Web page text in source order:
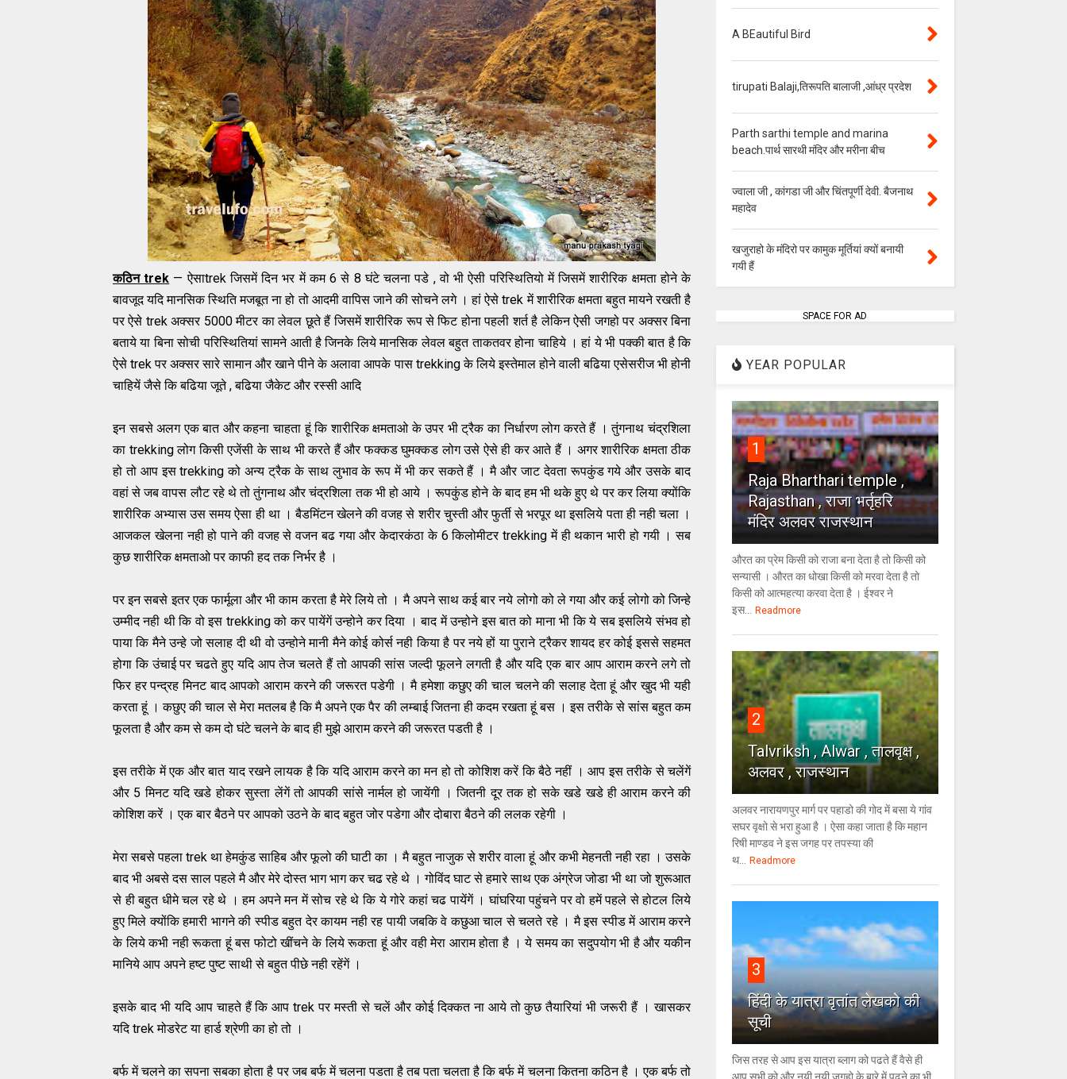
कठिन trek — ऐसाtrek जिसमें दिन भर में कम 6 से 8 घंटे चलना पडे , वो भी ऐसी परिस्थितियो में जिसमें शारीरिक क्षमता होने के
बावजूद यदि मानसिक स्थिति मजबूत ना हो तो आदमी वापिस जाने की सोचने लगे । हां ऐसे trek में शारीरिक क्षमता बहुत मायने रखती है
पर ऐसे trek अक्सर 5000 मीटर का लेवल छूते हैं जिसमें शारीरिक रूप से फिट होना पहली शर्त है लेकिन ऐसी जगहो पर अक्सर बिना
बताये या बिना सोची परिस्थितियां सामने आती है जिनके लिये मानसिक लेवल बहुत ताकतवर होना चाहिये । हां ये भी पक्की बात है कि
ऐसे trek पर अक्सर सारे सामान और खाने पीने के अलावा आपके पास trekking के लिये इस्तेमाल होने वाली बढिया एसेसरीज भी होनी
चाहियें जैसे कि बढिया जूते , बढिया जैकेट और रस्सी आदि
इन सबसे अलग एक बात और कहना चाहता हूं कि शारीरिक क्षमताओ के उपर भी ट्रैक का निर्धारण लोग करते हैं । तुंगनाथ चंद्रशिला
का trekking लोग किसी एजेंसी के साथ भी करते हैं और फक्कड घुमक्कड लोग उसे ऐसे ही कर आते हैं । अगर शारीरिक क्षमता ठीक
हो तो आप इस trekking को अन्य ट्रैक के साथ लुभाव के रूप में भी कर सकते हैं । मै और जाट देवता रूपकुंड गये और उसके बाद
वहां से जब वापस लौट रहे थे तो तुंगनाथ और चंद्रशिला तक भी हो आये । रूपकुंड होने के बाद हम भी थके हुए थे पर कर लिया क्योंकि
शारीरिक अभ्यास उस समय ऐसा ही था । बैडमिंटन खेलने की वजह से शरीर चुस्ती और फुर्ती से भरपूर था इसलिये पता ही नही चला ।
आजकल खेलना नही हो पाने की वजह से वजन बढ गया और केदारकंठा के 6 किलोमीटर trekking में ही थकान भारी हो गयी । सब
कुछ शारीरिक क्षमताओ पर काफी हद तक निर्भर है ।
पर इन सबसे इतर एक फार्मूला और भी काम करता है मेरे लिये तो । मै अपने साथ कई बार नये लोगो को ले गया और कई लोगो को जिन्हे
उम्मीद नही थी कि वो इस trekking को कर पायेंगें उन्होने कर दिया । बाद में उन्होने इस बात को माना भी कि ये सब इसलिये संभव हो
पाया कि मैने उन्हे जो सलाह दी थी वो उन्होने मानी मैने कोई कोर्स नही किया है पर नये हों या पुराने ट्रैकर शायद हर कोई इससे सहमत
होगा कि उंचाई पर चढते हुए यदि आप तेज चलते हैं तो आपकी सांस जल्दी फूलने लगती है और यदि एक बार आप आराम करने लगे तो
फिर हर पन्द्रह मिनट बाद आपको आराम करने की जरूरत पडेगी । मै हमेशा कछुए की चाल चलने की सलाह देता हूं और खुद भी यही
करता हूं । कछुए की चाल से मेरा मतलब है कि मै अपने एक पैर की लम्बाई जितना ही कदम रखता हूं बस । इस तरीके से सांस बहुत कम
फूलता है और कम से कम दो घंटे चलने के बाद ही मुझे आराम करने की जरूरत पडती है ।
इस तरीके में एक और बात याद रखने लायक है कि यदि आराम करने का मन हो तो कोशिश करें कि बैठे नहीं । आप इस तरीके से चलेंगें
और 5 मिनट यदि खडे होकर सुस्ता लेंगें तो आपकी सांसे नार्मल हो जायेंगी । जितनी दूर तक हो सके खडे खडे ही आराम करने की
कोशिश करें । एक बार बैठने पर आपको उठने के बाद बहुत जोर पडेगा और दोबारा बैठने की ललक रहेगी ।
मेरा सबसे पहला trek था हेमकुंड साहिब और फूलो की घाटी का । मै बहुत नाजुक से शरीर वाला हूं और कभी मेहनती नही रहा । उसके
बाद भी अबसे दस साल पहले मै और मेरे दोस्त भाग भाग कर चढ रहे थे । गोविंद घाट से हमारे साथ एक अंग्रेज जोडा भी था जो शुरूआत
से ही बहुत धीमे चल रहे थे । हम अपने मन में सोच रहे थे कि ये गोरे कहां चढ पायेंगें । घांघरिया पहुंचने पर वो हमें पहले से होटल लिये
हुए मिले क्योंकि हमारी भागने की स्पीड बहुत देर कायम नही रह पायी जबकि वे कछुआ चाल से चलते रहे । मै इस स्पीड में आराम करने
के लिये कभी नही रूकता हूं बस फोटो खींचने के लिये रूकता हूं और वही मेरा आराम होता है । ये समय का सदुपयोग भी है और यकीन
मानिये आप अपने हष्ट पुष्ट साथी से बहुत पीछे नही रहेंगें ।
इसके बाद भी यदि आप चाहते हैं कि आप trek पर मस्ती से चलें और कोई दिक्कत ना आये तो कुछ तैयारियां भी जरूरी हैं । खासकर
यदि trek मोडरेट या हार्ड श्रेणी का हो तो ।
बर्फ में चलने का सपना सबका होता है पर जब बर्फ में चलना पडता है तब पता चलता है कि बर्फ में चलना कितना ​कठिन है । एक बर्फ तो
A BEautiful Bird
tirupati Balaji,तिरूपति बालाजी ,आंध्र प्रदेश
Parth sarthi temple and marina
beach.पार्थ सारथी मंदिर और मरीना बीच
ज्वाला जी , कांगडा जी और चिंतपूर्णी देवी. बैजनाथ
महादेव
खजुराहो के मंदिरो पर कामुक मूर्तियां क्यों बनायी
गयी हैं
SPACE FOR AD
YEAR POPULAR
1
Raja Bharthari temple ,
Rajasthan , राजा भर्तृहरि
मंदिर अलवर राजस्थान
औरत का प्रेम किसी को राजा बना देता है तो किसी को
सन्यासी । औरत का धोखा किसी को मरवा देता है तो
किसी को आत्महत्या करवा देता है । ईश्वर ने
इस...
Readmore
2
Talvriksh , Alwar , तालवृक्ष ,
अलवर , राजस्थान
अलवर नारायणपुर मार्ग पर पहाडो की गोद में बसा ये गांव
सघर वृक्षो से भरा हुआ है । ऐसा कहा जाता है कि महान
रिषी माण्डव ने इस जगह पर तपस्या की
थ...
Readmore
3
हिंदी के यात्रा वृतांत लेखको की
सूची
जिस तरह से आप इस यात्रा ब्लाग को पढते हैं वैसे ही